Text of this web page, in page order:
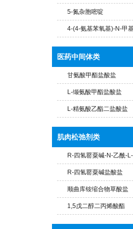
5-氮杂胞嘧啶
医药中间体类
甘氨酸甲酯盐酸盐
L-缬氨酸甲酯盐酸盐
L-精氨酸乙酯二盐酸盐
肌肉松弛剂类
R-四氢罂粟碱盐酸盐
顺曲库铵缩合物草酸盐
1,5戊二醇二丙烯酸酯